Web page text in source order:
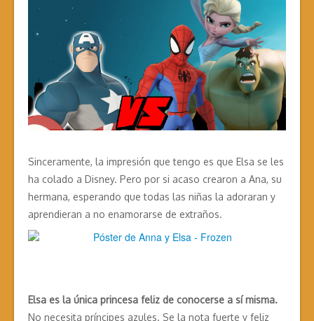
Sinceramente, la impresión que tengo es que Elsa se les
ha colado a Disney. Pero por si acaso crearon a Ana, su
hermana, esperando que todas las niñas la adoraran y
aprendieran a no enamorarse de extraños.
Elsa es la única princesa feliz de conocerse a sí misma.
No necesita príncipes azules. Se la nota fuerte y feliz